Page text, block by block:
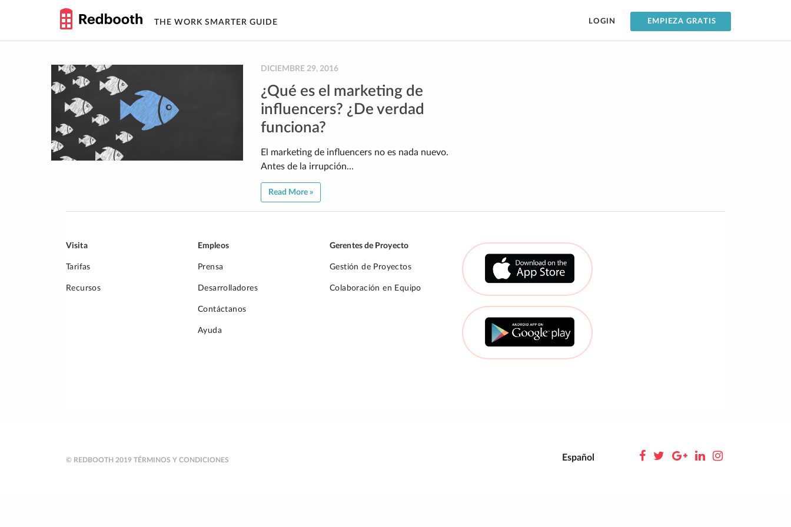
THE WORK SMARTER GUIDE LOGIN EMPIEZA GRATIS
DICIEMBRE 29, 2016
¿Qué es el marketing de
influencers? ¿De verdad
funciona?
El marketing de influencers no es nada nuevo.
Antes de la irrupción…
Read More »
Visita
Tarifas
Recursos
Empleos
Prensa
Desarrolladores
Contáctanos
Ayuda
Gerentes de Proyecto
Gestión de Proyectos
Colaboración en Equipo
© REDBOOTH 2019 TÉRMINOS Y CONDICIONES Español